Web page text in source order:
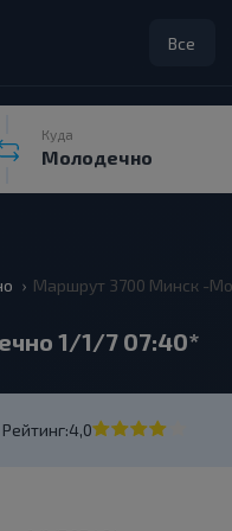
Все
Куда
Маршрут 3700 Минск -
1/1/7 07:40*
Рейтинг:4,0